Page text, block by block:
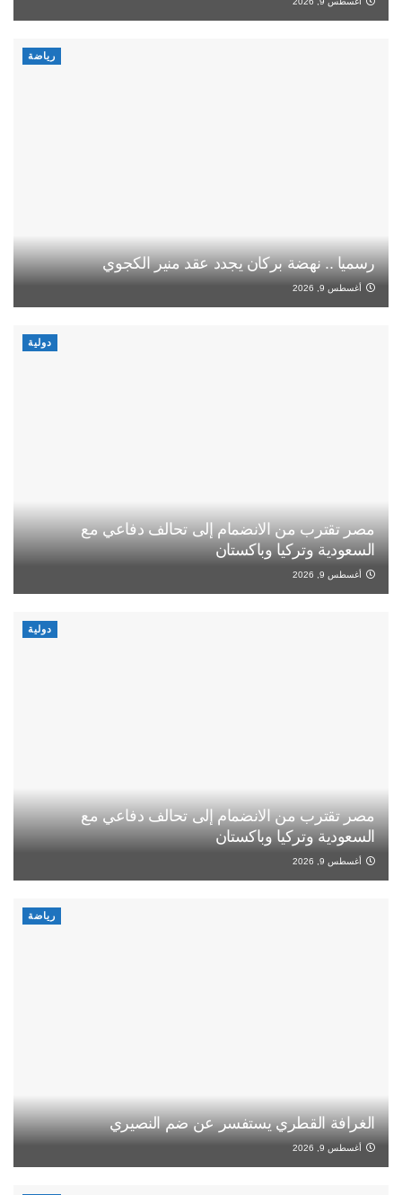
رياضة
رسميا .. نهضة بركان يجدد عقد منير الكجوي
أغسطس 9, 2026
دولية
مصر تقترب من الانضمام إلى تحالف دفاعي مع
السعودية وتركيا وباكستان
أغسطس 9, 2026
دولية
مصر تقترب من الانضمام إلى تحالف دفاعي مع
السعودية وتركيا وباكستان
أغسطس 9, 2026
رياضة
الغرافة القطري يستفسر عن ضم النصيري
أغسطس 9, 2026